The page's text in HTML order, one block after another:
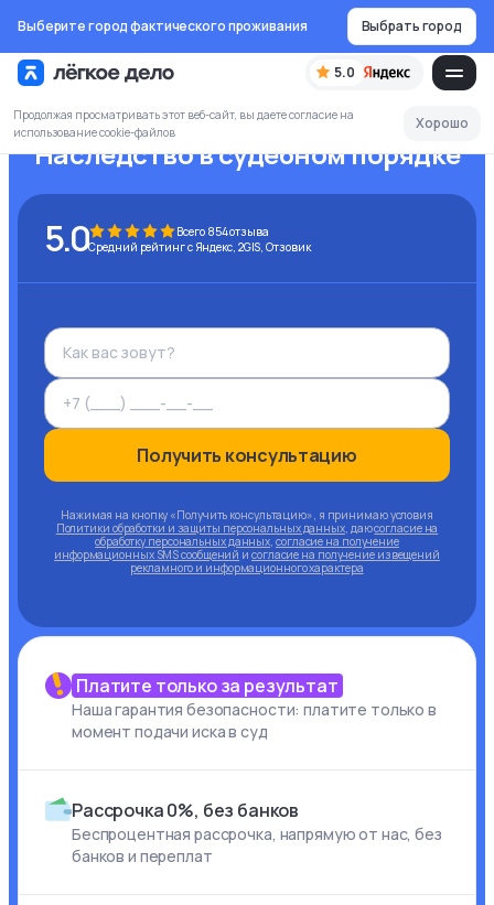
Выберите город фактического проживания Выбрать город
5.0
Продолжая просматривать этот веб-сайт, вы даете согласие на
использование cookie-файлов
Хорошо
Наследство в судебном порядке
5.0 Всего 854отзыва
Средний рейтинг с Яндекс, 2GIS, Отзовик
Получить консультацию
Нажимая на кнопку «Получить консультацию», я принимаю условия
Политики обработки и защиты персональных данных, даюсогласие на
обработку персональных данных, согласие на получение
информационных SMS сообщений и согласие на получение извещений
рекламного и информационного характера
Платите только за результат
Наша гарантия безопасности: платите только в
момент подачи иска в суд
Рассрочка 0%, без банков
Беспроцентная рассрочка, напрямую от нас, без
банков и переплат